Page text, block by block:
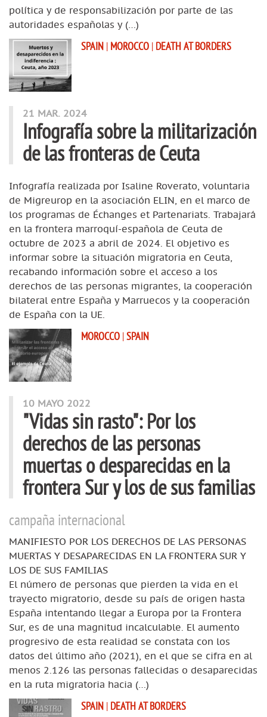
política y de responsabilización por parte de las
autoridades españolas y (…)
SPAIN | MOROCCO | DEATH AT BORDERS
21 MAR. 2024
Infografía sobre la militarización
de las fronteras de Ceuta
Infografía realizada por Isaline Roverato, voluntaria
de Migreurop en la asociación ELIN, en el marco de
los programas de Échanges et Partenariats. Trabajará
en la frontera marroquí-española de Ceuta de
octubre de 2023 a abril de 2024. El objetivo es
informar sobre la situación migratoria en Ceuta,
recabando información sobre el acceso a los
derechos de las personas migrantes, la cooperación
bilateral entre España y Marruecos y la cooperación
de España con la UE.
MOROCCO |SPAIN
10 MAYO 2022
"Vidas sin rasto": Por los
derechos de las personas
muertas o desparecidas en la
frontera Sur y los de sus familias
campaña internacional
MANIFIESTO POR LOS DERECHOS DE LAS PERSONAS
MUERTAS Y DESAPARECIDAS EN LA FRONTERA SUR Y
LOS DE SUS FAMILIAS
El número de personas que pierden la vida en el
trayecto migratorio, desde su país de origen hasta
España intentando llegar a Europa por la Frontera
Sur, es de una magnitud incalculable. El aumento
progresivo de esta realidad se constata con los
datos del último año (2021), en el que se cifra en al
menos 2.126 las personas fallecidas o desaparecidas
en la ruta migratoria hacia (…)
SPAIN | DEATH AT BORDERS